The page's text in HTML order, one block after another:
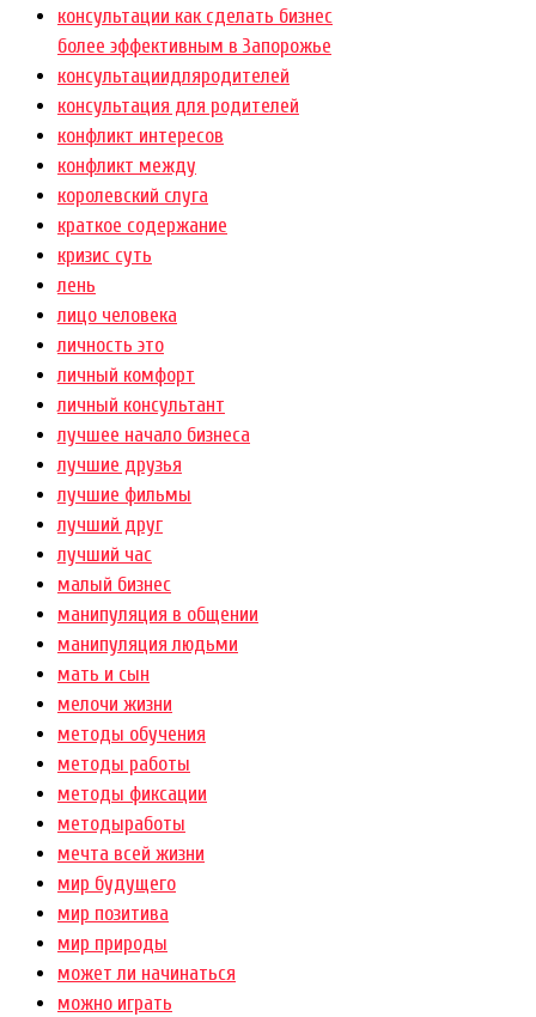
консультации как сделать бизнес
более эффективным в Запорожье
консультациидляродителей
консультация для родителей
конфликт интересов
конфликт между
королевский слуга
краткое содержание
кризис суть
лень
лицо человека
личность это
личный комфорт
личный консультант
лучшее начало бизнеса
лучшие друзья
лучшие фильмы
лучший друг
лучший час
малый бизнес
манипуляция в общении
манипуляция людьми
мать и сын
мелочи жизни
методы обучения
методы работы
методы фиксации
методыработы
мечта всей жизни
мир будущего
мир позитива
мир природы
может ли начинаться
можно играть